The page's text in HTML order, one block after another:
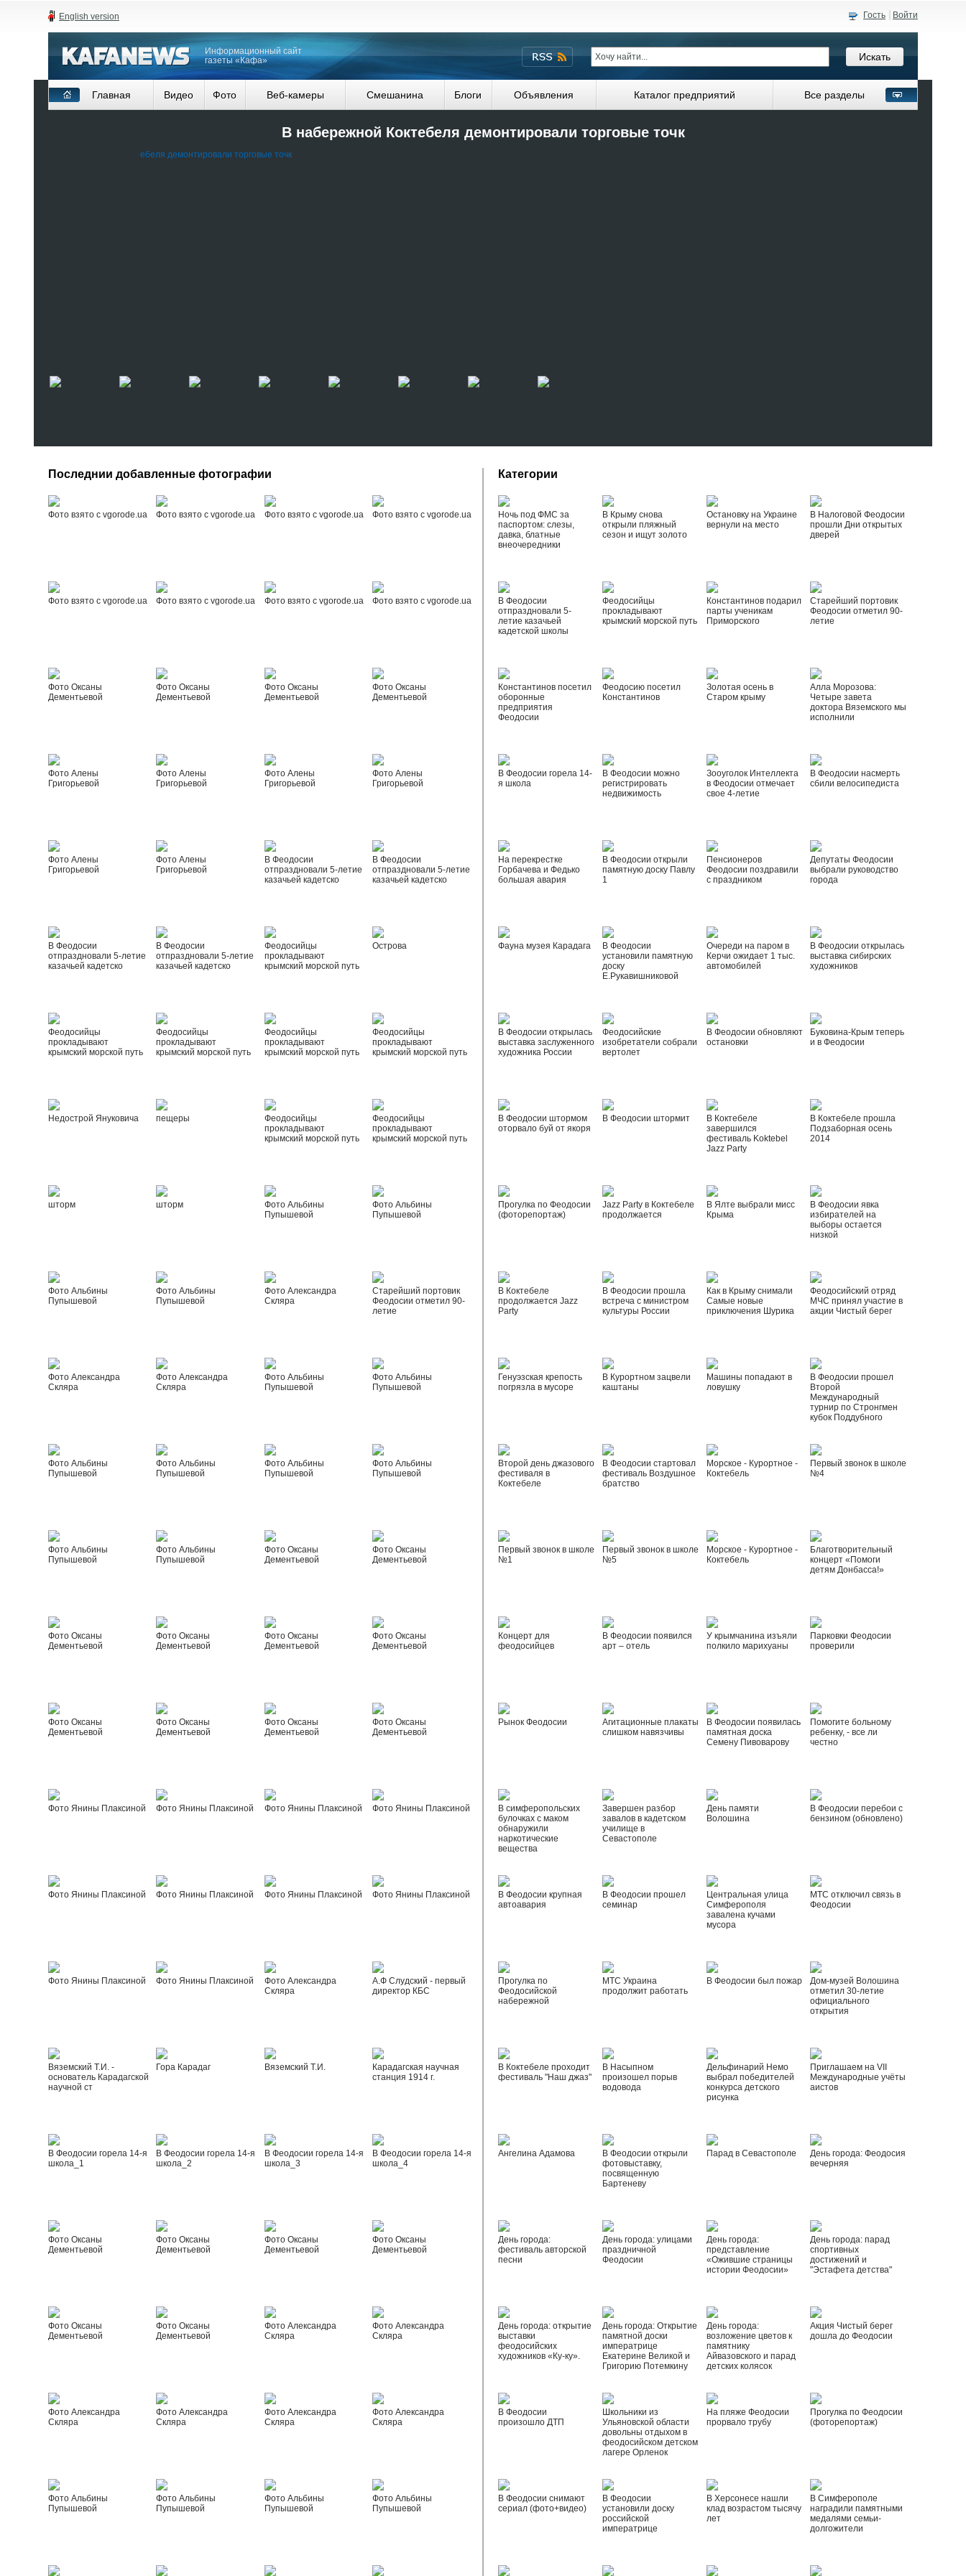
English version Гость Войти
Информационный сайт
газеты «Кафа»
Главная Видео Фото Веб-камеры Смешанина Блоги Объявления Каталог предприятий Все разделы
В набережной Коктебеля демонтировали торговые точк
Последнии добавленные фотографии
Фото взято с vgorode.ua Фото взято с vgorode.ua Фото взято с vgorode.ua Фото взято с vgorode.ua
Фото взято с vgorode.ua Фото взято с vgorode.ua Фото взято с vgorode.ua Фото взято с vgorode.ua
Фото Оксаны
Дементьевой
Фото Оксаны
Дементьевой
Фото Оксаны
Дементьевой
Фото Оксаны
Дементьевой
Фото Алены
Григорьевой
Фото Алены
Григорьевой
Фото Алены
Григорьевой
Фото Алены
Григорьевой
Фото Алены
Григорьевой
Фото Алены
Григорьевой
В Феодосии
отпраздновали 5-летие
казачьей кадетско
В Феодосии
отпраздновали 5-летие
казачьей кадетско
В Феодосии
отпраздновали 5-летие
казачьей кадетско
В Феодосии
отпраздновали 5-летие
казачьей кадетско
Феодосийцы
прокладывают
крымский морской путь
Острова
Феодосийцы
прокладывают
крымский морской путь
Феодосийцы
прокладывают
крымский морской путь
Феодосийцы
прокладывают
крымский морской путь
Феодосийцы
прокладывают
крымский морской путь
Недострой Януковича пещеры
Феодосийцы
прокладывают
крымский морской путь
Феодосийцы
прокладывают
крымский морской путь
шторм шторм
Фото Альбины
Пупышевой
Фото Альбины
Пупышевой
Фото Альбины
Пупышевой
Фото Альбины
Пупышевой
Фото Александра
Скляра
Старейший портовик
Феодосии отметил 90-
летие
Фото Александра
Скляра
Фото Александра
Скляра
Фото Альбины
Пупышевой
Фото Альбины
Пупышевой
Фото Альбины
Пупышевой
Фото Альбины
Пупышевой
Фото Альбины
Пупышевой
Фото Альбины
Пупышевой
Фото Альбины
Пупышевой
Фото Альбины
Пупышевой
Фото Оксаны
Дементьевой
Фото Оксаны
Дементьевой
Фото Оксаны
Дементьевой
Фото Оксаны
Дементьевой
Фото Оксаны
Дементьевой
Фото Оксаны
Дементьевой
Фото Оксаны
Дементьевой
Фото Оксаны
Дементьевой
Фото Оксаны
Дементьевой
Фото Оксаны
Дементьевой
Фото Янины Плаксиной Фото Янины Плаксиной Фото Янины Плаксиной Фото Янины Плаксиной
Фото Янины Плаксиной Фото Янины Плаксиной Фото Янины Плаксиной Фото Янины Плаксиной
Фото Янины Плаксиной Фото Янины Плаксиной
Фото Александра
Скляра
А.Ф Слудский - первый
директор КБС
Вяземский Т.И. -
основатель Карадагской
научной ст
Гора Карадаг Вяземский Т.И.
Карадагская научная
станция 1914 г.
В Феодосии горела 14-я
школа_1
В Феодосии горела 14-я
школа_2
В Феодосии горела 14-я
школа_3
В Феодосии горела 14-я
школа_4
Фото Оксаны
Дементьевой
Фото Оксаны
Дементьевой
Фото Оксаны
Дементьевой
Фото Оксаны
Дементьевой
Фото Оксаны
Дементьевой
Фото Оксаны
Дементьевой
Фото Александра
Скляра
Фото Александра
Скляра
Фото Александра
Скляра
Фото Александра
Скляра
Фото Александра
Скляра
Фото Александра
Скляра
Фото Альбины
Пупышевой
Фото Альбины
Пупышевой
Фото Альбины
Пупышевой
Фото Альбины
Пупышевой
Категории
Ночь под ФМС за
паспортом: слезы,
давка, блатные
внеочередники
В Крыму снова
открыли пляжный
сезон и ищут золото
Остановку на Украине
вернули на место
В Налоговой Феодосии
прошли Дни открытых
дверей
В Феодосии
отпраздновали 5-
летие казачьей
кадетской школы
Феодосийцы
прокладывают
крымский морской путь
Константинов подарил
парты ученикам
Приморского
Старейший портовик
Феодосии отметил 90-
летие
Константинов посетил
оборонные
предприятия
Феодосии
Феодосию посетил
Константинов
Золотая осень в
Старом крыму
Алла Морозова:
Четыре завета
доктора Вяземского мы
исполнили
В Феодосии горела 14-
я школа
В Феодосии можно
регистрировать
недвижимость
Зооуголок Интеллекта
в Феодосии отмечает
свое 4-летие
В Феодосии насмерть
сбили велосипедиста
На перекрестке
Горбачева и Федько
большая авария
В Феодосии открыли
памятную доску Павлу
1
Пенсионеров
Феодосии поздравили
с праздником
Депутаты Феодосии
выбрали руководство
города
Фауна музея Карадага
В Феодосии
установили памятную
доску
Е.Рукавишниковой
Очереди на паром в
Керчи ожидает 1 тыс.
автомобилей
В Феодосии открылась
выставка сибирских
художников
В Феодосии открылась
выставка заслуженного
художника России
Феодосийские
изобретатели собрали
вертолет
В Феодосии обновляют
остановки
Буковина-Крым теперь
и в Феодосии
В Феодосии штормом
оторвало буй от якоря
В Феодосии штормит
В Коктебеле
завершился
фестиваль Koktebel
Jazz Party
В Коктебеле прошла
Подзаборная осень
2014
Прогулка по Феодосии
(фоторепортаж)
Jazz Party в Коктебеле
продолжается
В Ялте выбрали мисс
Крыма
В Феодосии явка
избирателей на
выборы остается
низкой
В Коктебеле
продолжается Jazz
Party
В Феодосии прошла
встреча с министром
культуры России
Как в Крыму снимали
Самые новые
приключения Шурика
Феодосийский отряд
МЧС принял участие в
акции Чистый берег
Генуэзская крепость
погрязла в мусоре
В Курортном зацвели
каштаны
Машины попадают в
ловушку
В Феодосии прошел
Второй
Международный
турнир по Стронгмен
кубок Поддубного
Второй день джазового
фестиваля в
Коктебеле
В Феодосии стартовал
фестиваль Воздушное
братство
Морское - Курортное -
Коктебель
Первый звонок в школе
№4
Первый звонок в школе
№1
Первый звонок в школе
№5
Морское - Курортное -
Коктебель
Благотворительный
концерт «Помоги
детям Донбасса!»
Концерт для
феодосийцев
В Феодосии появился
арт – отель
У крымчанина изъяли
полкило марихуаны
Парковки Феодосии
проверили
Рынок Феодосии
Агитационные плакаты
слишком навязчивы
В Феодосии появилась
памятная доска
Семену Пивоварову
Помогите больному
ребенку, - все ли
честно
В симферопольских
булочках с маком
обнаружили
наркотические
вещества
Завершен разбор
завалов в кадетском
училище в
Севастополе
День памяти
Волошина
В Феодосии перебои с
бензином (обновлено)
В Феодосии крупная
автоавария
В Феодосии прошел
семинар
Центральная улица
Симферополя
завалена кучами
мусора
МТС отключил связь в
Феодосии
Прогулка по
Феодосийской
набережной
МТС Украина
продолжит работать
В Феодосии был пожар
Дом-музей Волошина
отметил 30-летие
официального
открытия
В Коктебеле проходит
фестиваль "Наш джаз"
В Насыпном
произошел порыв
водовода
Дельфинарий Немо
выбрал победителей
конкурса детского
рисунка
Приглашаем на VII
Международные учёты
аистов
Ангелина Адамова
В Феодосии открыли
фотовыставку,
посвященную
Бартеневу
Парад в Севастополе
День города: Феодосия
вечерняя
День города:
фестиваль авторской
песни
День города: улицами
праздничной
Феодосии
День города:
представление
«Ожившие страницы
истории Феодосии»
День города: парад
спортивных
достижений и
"Эстафета детства"
День города: открытие
выставки
феодосийских
художников «Ку-ку».
День города: Открытие
памятной доски
императрице
Екатерине Великой и
Григорию Потемкину
День города:
возложение цветов к
памятнику
Айвазовского и парад
детских колясок
Акция Чистый берег
дошла до Феодосии
В Феодосии
произошло ДТП
Школьники из
Ульяновской области
довольны отдыхом в
феодосийском детском
лагере Орленок
На пляже Феодосии
прорвало трубу
Прогулка по Феодосии
(фоторепортаж)
В Феодосии снимают
сериал (фото+видео)
В Феодосии
установили доску
российской
императрице
В Херсонесе нашли
клад возрастом тысячу
лет
В Симферополе
наградили памятными
медалями семьи-
долгожители